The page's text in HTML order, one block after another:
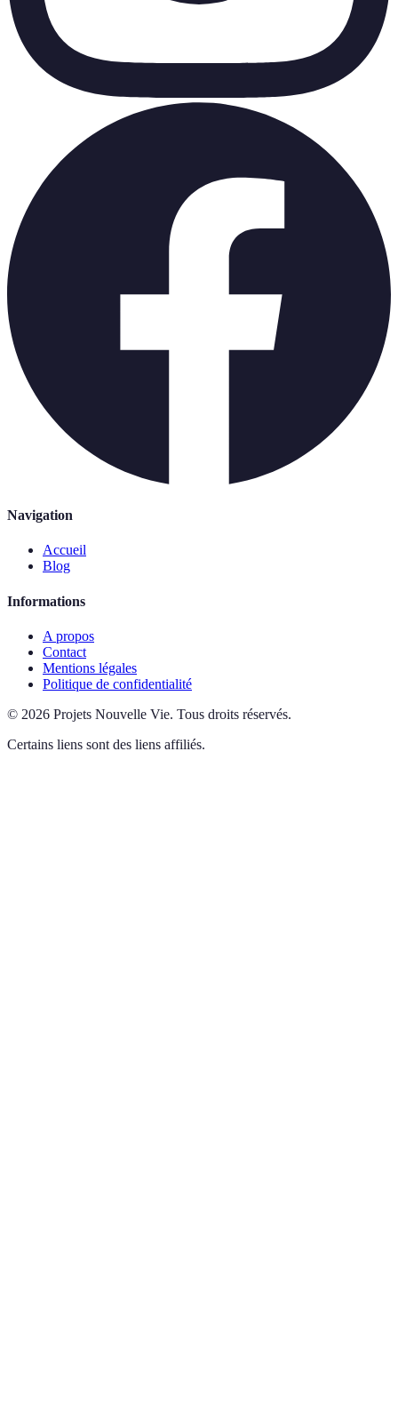
Navigation
Accueil
Blog
Informations
A propos
Contact
Mentions légales
Politique de confidentialité
© 2026 Projets Nouvelle Vie. Tous droits réservés.
Certains liens sont des liens affiliés.